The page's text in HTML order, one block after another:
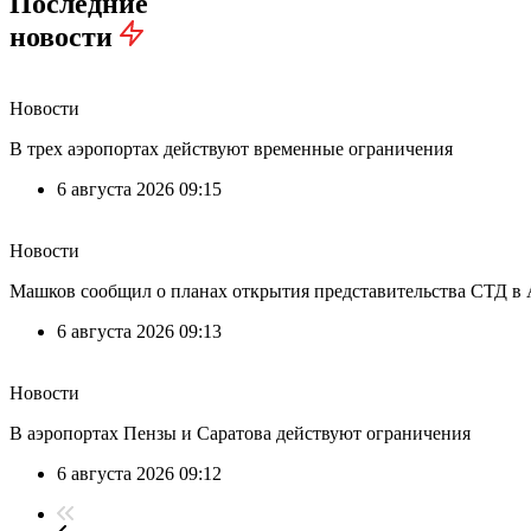
новости
Новости
В трех аэропортах действуют временные ограничения
6 августа 2026 09:15
Новости
Машков сообщил о планах открытия представительства СТД в
6 августа 2026 09:13
Новости
В аэропортах Пензы и Саратова действуют ограничения
6 августа 2026 09:12